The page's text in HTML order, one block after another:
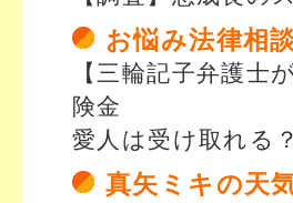
お悩み法律相
【三輪記子弁護士
険金
愛人は受け取れる
真矢ミキの天